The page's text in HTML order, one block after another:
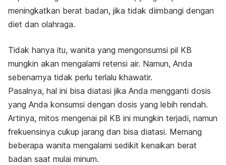
meningkatkan berat badan, jika tidak diimbangi dengan
diet dan olahraga.
Tidak hanya itu, wanita yang mengonsumsi pil KB
mungkin akan mengalami retensi air. Namun, Anda
sebenarnya tidak perlu terlalu khawatir.
Pasalnya, hal ini bisa diatasi jika Anda mengganti dosis
yang Anda konsumsi dengan dosis yang lebih rendah.
Artinya, mitos mengenai pil KB ini mungkin terjadi, namun
frekuensinya cukup jarang dan bisa diatasi. Memang
beberapa wanita mengalami sedikit kenaikan berat
badan saat mulai minum.